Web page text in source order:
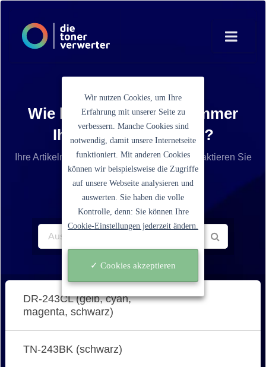
Wie lautet die Artikelnummer
Ihrer Tonerkartusche?
Ihre Artikelnummer ist nicht aufgelistet? Kontaktieren Sie
unseren Service.
DR-243CL (gelb, cyan,
magenta, schwarz)
TN-243BK (schwarz)
Wir nutzen Cookies, um Ihre
Erfahrung mit unserer Seite zu
verbessern. Manche Cookies sind
notwendig, damit unsere Internetseite
funktioniert. Mit anderen Cookies
können wir beispielsweise die Zugriffe
auf unsere Webseite analysieren und
auswerten. Sie haben die volle
Kontrolle, denn: Sie können Ihre
Cookie-Einstellungen jederzeit ändern.
✓ Cookies akzeptieren